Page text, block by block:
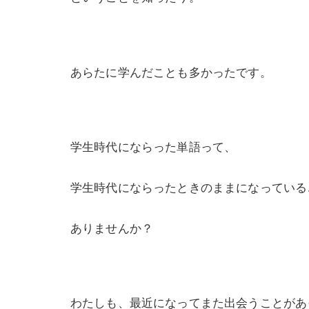
あらたに学んだことも多かったです。
学生時代にならった単語って、
学生時代にならったときのままになっている
ありませんか？
わたしも、最近になってまた出会うことがあ